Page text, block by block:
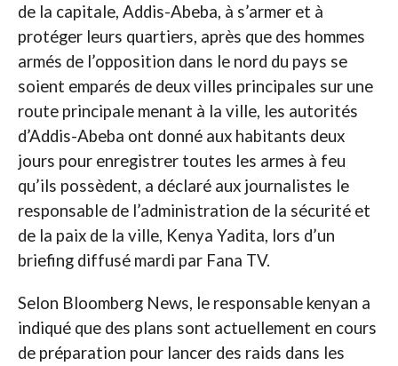
de la capitale, Addis-Abeba, à s’armer et à
protéger leurs quartiers, après que des hommes
armés de l’opposition dans le nord du pays se
soient emparés de deux villes principales sur une
route principale menant à la ville, les autorités
d’Addis-Abeba ont donné aux habitants deux
jours pour enregistrer toutes les armes à feu
qu’ils possèdent, a déclaré aux journalistes le
responsable de l’administration de la sécurité et
de la paix de la ville, Kenya Yadita, lors d’un
briefing diffusé mardi par Fana TV.
Selon Bloomberg News, le responsable kenyan a
indiqué que des plans sont actuellement en cours
de préparation pour lancer des raids dans les